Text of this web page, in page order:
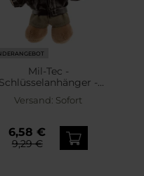
Mil-Tec -
Schlüsselanhänger -
Teddy Pilot
Versand: Sofort
6,58 €
9,29 €